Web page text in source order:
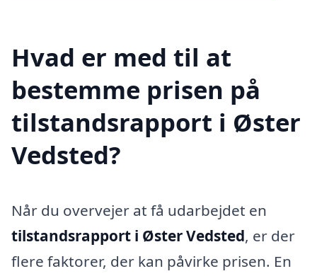
Hvad er med til at
bestemme prisen på
tilstandsrapport i Øster
Vedsted?
Når du overvejer at få udarbejdet en
tilstandsrapport i Øster Vedsted, er der
flere faktorer, der kan påvirke prisen. En